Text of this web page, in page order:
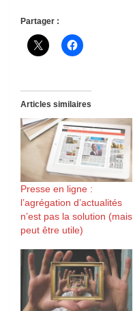
Partager :
Articles similaires
Presse en ligne :
l’agrégation d’actualités
n’est pas la solution (mais
peut être utile)